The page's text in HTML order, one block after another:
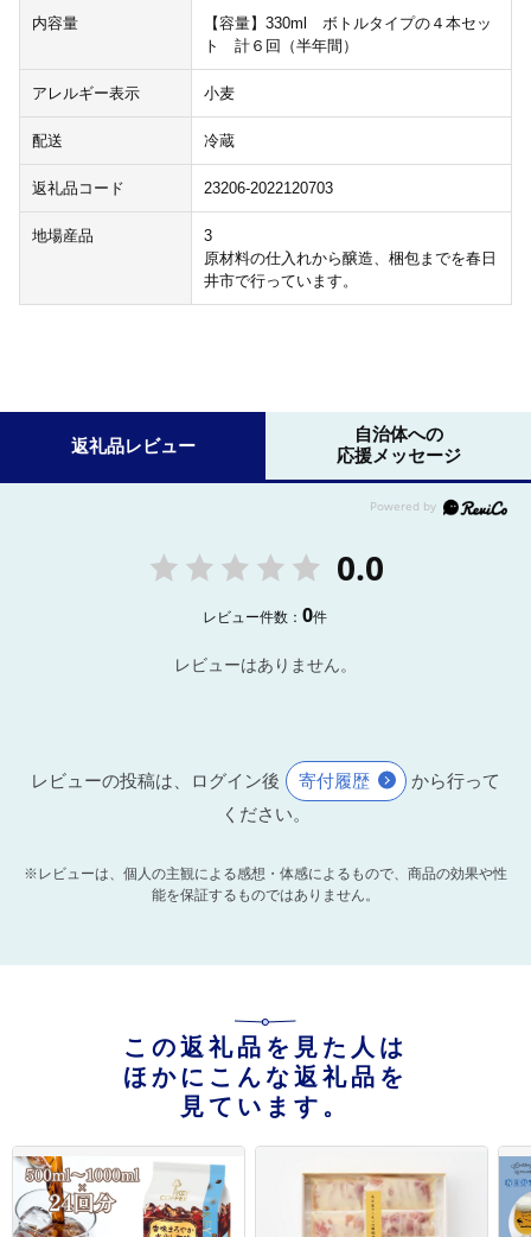
内容量
【容量】330ml ボトルタイプの４本セッ
ト 計６回（半年間）
アレルギー表示 小麦
配送 冷蔵
返礼品コード 23206-2022120703
地場産品
3
原材料の仕入れから醸造、梱包までを春日
井市で行っています。
返礼品レビュー
自治体への
応援メッセージ
0.0
レビュー件数：0件
レビューはありません。
レビューの投稿は、ログイン後 寄付履歴
から行って
ください。
※レビューは、個人の主観による感想・体感によるもので、商品の効果や性
能を保証するものではありません。
この返礼品を見た人は
ほかにこんな返礼品を
見ています。